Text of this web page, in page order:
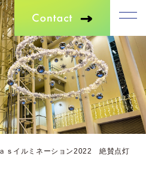
ｓイルミネーション2022 絶賛点灯